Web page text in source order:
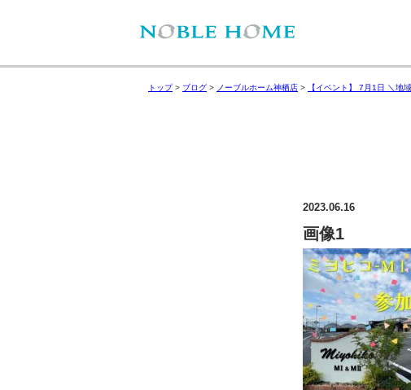
トップ> ブログ > ノーブルホーム神栖店 > 【イベント】 7月1日 ＼地
2023.06.16
画像1